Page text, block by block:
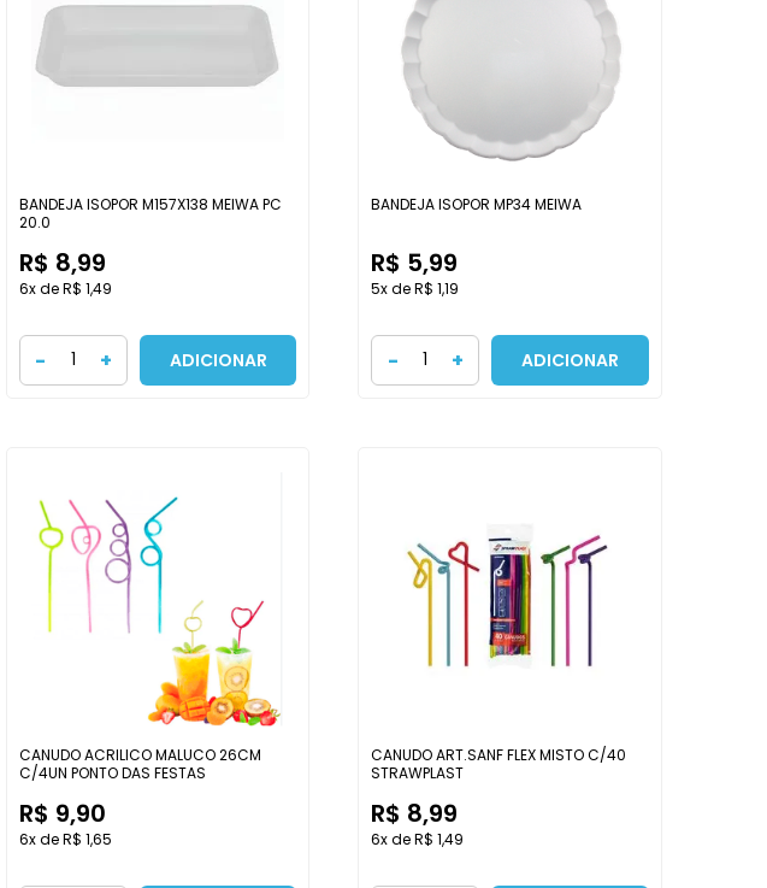
BANDEJA ISOPOR M157X138 MEIWA PC
20.0
R$ 8,99
6x de R$ 1,49
- + ADICIONAR
BANDEJA ISOPOR MP34 MEIWA
R$ 5,99
5x de R$ 1,19
- + ADICIONAR
CANUDO ACRILICO MALUCO 26CM
C/4UN PONTO DAS FESTAS
R$ 9,90
6x de R$ 1,65
CANUDO ART.SANF FLEX MISTO C/40
STRAWPLAST
R$ 8,99
6x de R$ 1,49